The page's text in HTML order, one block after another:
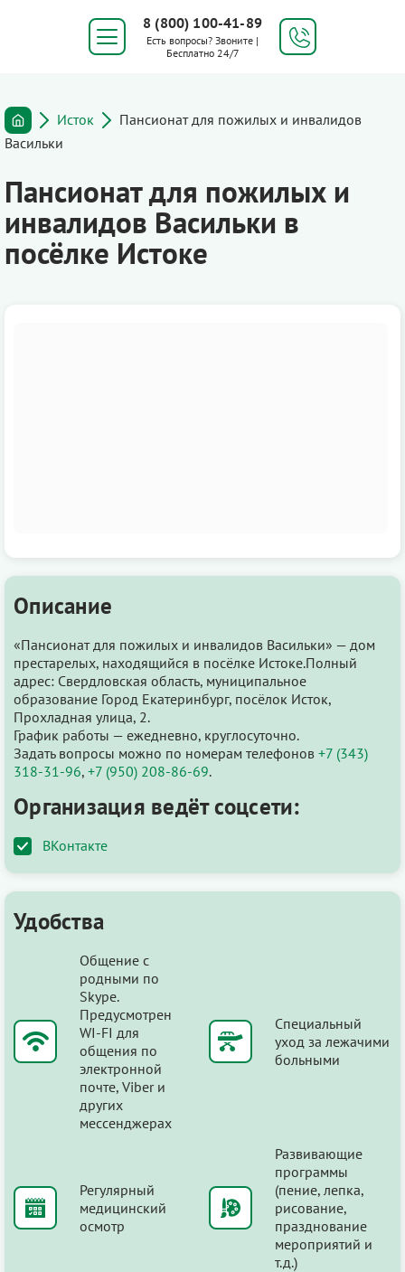
8 (800) 100-41-89
Есть вопросы? Звоните |
Бесплатно 24/7
Исток
Пансионат для пожилых и инвалидов
Васильки
Пансионат для пожилых и
инвалидов Васильки в
посёлке Истоке
Описание
«Пансионат для пожилых и инвалидов Васильки» — дом
престарелых, находящийся в посёлке Истоке.Полный
адрес: Свердловская область, муниципальное
образование Город Екатеринбург, посёлок Исток,
Прохладная улица, 2.
График работы — ежедневно, круглосуточно.
Задать вопросы можно по номерам телефонов +7 (343)
318-31-96, +7 (950) 208-86-69.
Организация ведёт соцсети:
ВКонтакте
Удобства
Общение с
родными по
Skype.
Предусмотрен
WI-FI для
общения по
электронной
почте, Viber и
других
мессенджерах
Специальный
уход за лежачими
больными
Регулярный
медицинский
осмотр
Развивающие
программы
(пение, лепка,
рисование,
празднование
мероприятий и
т.д.)